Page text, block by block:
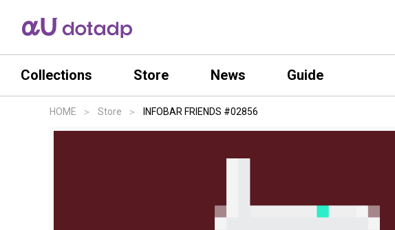
Collections Store News Guide
HOME Store INFOBAR FRIENDS #02856